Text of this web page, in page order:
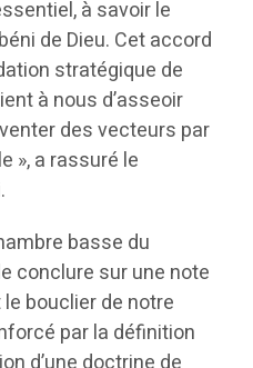
à savoir le
de Dieu. Cet accord
stratégique de
à nous d’asseoir
des vecteurs par
», a rassuré le
basse du
conclure sur une note
le bouclier de notre
par la définition